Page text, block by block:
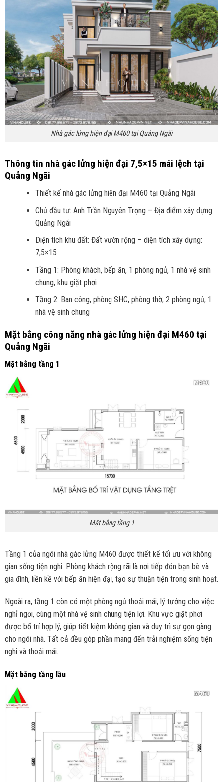
Nhà gác lửng hiện đại M460 tại Quảng Ngãi
Thông tin nhà gác lửng hiện đại 7,5×15 mái lệch tại
Quảng Ngãi
Thiết kế nhà gác lửng hiện đại M460 tại Quảng Ngãi
Chủ đầu tư: Anh Trần Nguyên Trọng – Địa điểm xây dựng:
Quảng Ngãi
Diện tích khu đất: Đất vườn rộng – diện tích xây dựng:
7,5×15
Tầng 1: Phòng khách, bếp ăn, 1 phòng ngủ, 1 nhà vệ sinh
chung, khu giặt phơi
Tầng 2: Ban công, phòng SHC, phòng thờ, 2 phòng ngủ, 1
nhà vệ sinh chung
Mặt bằng công năng nhà gác lửng hiện đại M460 tại
Quảng Ngãi
Mặt bằng tầng 1
Mặt bằng tầng 1
Tầng 1 của ngôi nhà gác lửng M460 được thiết kế tối ưu với không
gian sống tiện nghi. Phòng khách rộng rãi là nơi tiếp đón bạn bè và
gia đình, liền kề với bếp ăn hiện đại, tạo sự thuận tiện trong sinh hoạt.
Ngoài ra, tầng 1 còn có một phòng ngủ thoải mái, lý tưởng cho việc
nghỉ ngơi, cùng một nhà vệ sinh chung tiện lợi. Khu vực giặt phơi
được bố trí hợp lý, giúp tiết kiệm không gian và duy trì sự gọn gàng
cho ngôi nhà. Tất cả đều góp phần mang đến trải nghiệm sống tiện
nghi và thoải mái.
Mặt bằng tầng lầu